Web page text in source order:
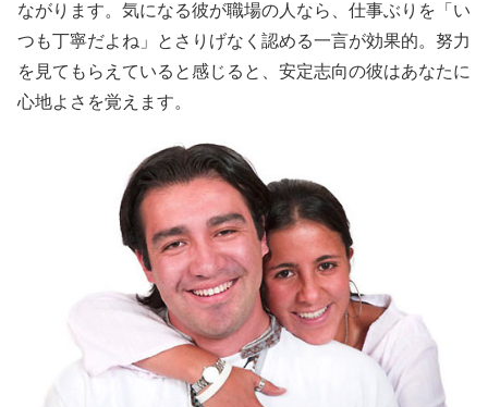
ながります。気になる彼が職場の人なら、仕事ぶりを「い
つも丁寧だよね」とさりげなく認める一言が効果的。努力
を見てもらえていると感じると、安定志向の彼はあなたに
心地よさを覚えます。